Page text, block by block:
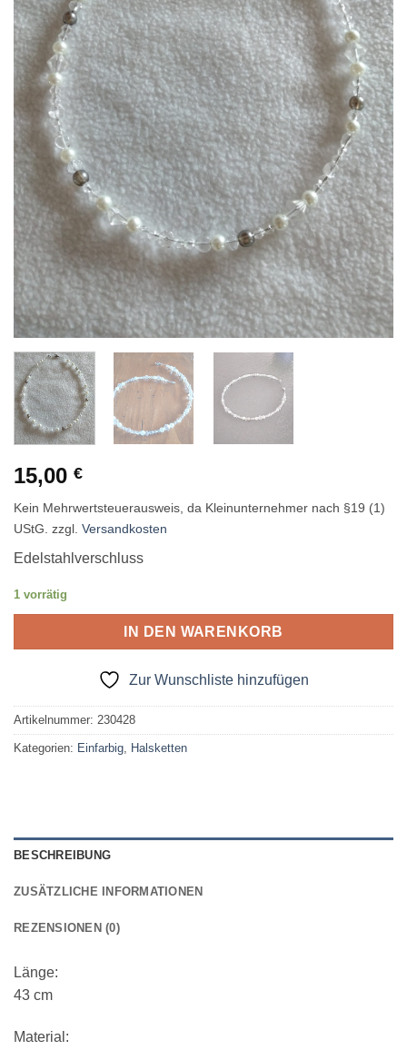
15,00 €
Kein Mehrwertsteuerausweis, da Kleinunternehmer nach §19 (1)
UStG. zzgl. Versandkosten
Edelstahlverschluss
1 vorrätig
IN DEN WARENKORB
Zur Wunschliste hinzufügen
Artikelnummer: 230428
Kategorien: Einfarbig, Halsketten
BESCHREIBUNG
ZUSÄTZLICHE INFORMATIONEN
REZENSIONEN (0)
Länge:
43 cm
Material: